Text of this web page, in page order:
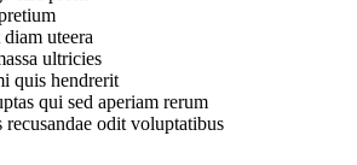
uteera
ultricies
quis hendrerit
qui sed aperiam rerum
odit voluptatibus